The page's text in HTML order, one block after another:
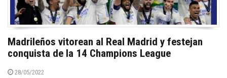
Madrileños vitorean al Real Madrid y festejan
conquista de la 14 Champions League
28/05/2022